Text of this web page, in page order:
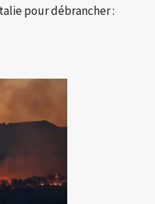
pour débrancher :